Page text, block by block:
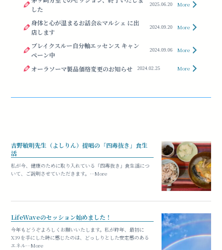
した
2025.06.20 More
身体と心が温まるお話会&マルシェ に出
店します
2024.09.20 More
ブレイクスルー自分軸エッセンス キャン
ペーン中
2024.09.06 More
オーラソーマ製品価格変更のお知らせ 2024.02.25 More
吉野敏明先生（よしりん）提唱の「四毒抜き」食生
活
私が今、健康のために取り入れている「四毒抜き」食生活につ
いて、ご説明させていただきます。…More
LifeWaveのセッション始めました！
今年もどうぞよろしくお願いいたします。私が昨年、最初に
X39を手にした時に感じたのは、どっしりとした安定感のある
エネル…More